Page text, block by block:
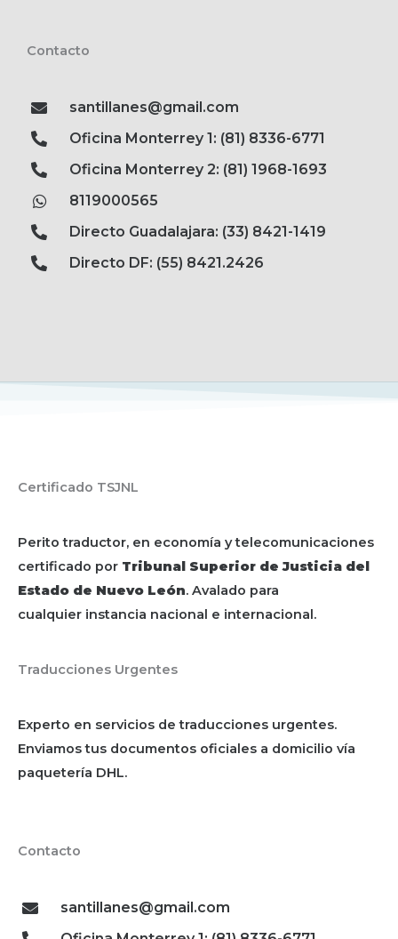
Contacto
santillanes@gmail.com
Oficina Monterrey 1: (81) 8336-6771
Oficina Monterrey 2: (81) 1968-1693
8119000565
Directo Guadalajara: (33) 8421-1419
Directo DF: (55) 8421.2426
Certificado TSJNL
Perito traductor, en economía y telecomunicaciones
certificado por Tribunal Superior de Justicia del
Estado de Nuevo León. Avalado para
cualquier instancia nacional e internacional.
Traducciones Urgentes
Experto en servicios de traducciones urgentes.
Enviamos tus documentos oficiales a domicilio vía
paquetería DHL.
Contacto
santillanes@gmail.com